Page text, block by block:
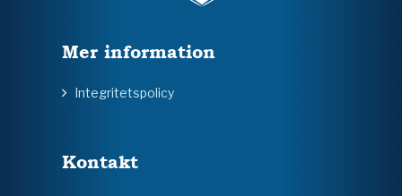
Mer information
Integritetspolicy
Kontakt